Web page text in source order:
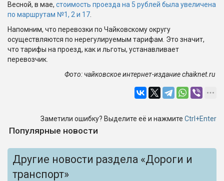
Весной, в мае, стоимость проезда на 5 рублей была увеличена
по маршрутам №1, 2 и 17
Напомним, что перевозки по Чайковскому округу
осуществляются по нерегулируемым тарифам. Это значит,
что тарифы на проезд, как и льготы, устанавливает
перевозчик.
Фото: чайковское интернет-издание chaiknet.ru
Заметили ошибку? Выделите её и нажмите Ctrl+Enter
Популярные новости
Другие новости раздела «Дороги и
транспорт»